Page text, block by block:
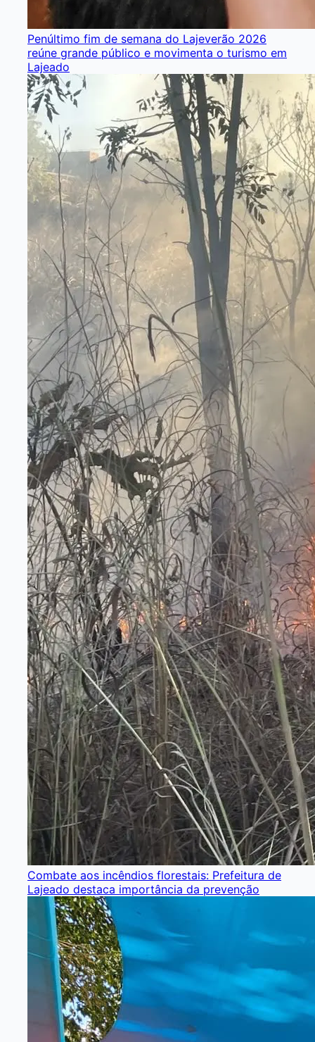
Penúltimo fim de semana do Lajeverão 2026
reúne grande público e movimenta o turismo em
Lajeado
Combate aos incêndios florestais: Prefeitura de
Lajeado destaca importância da prevenção